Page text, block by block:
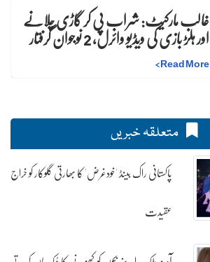
غالب مارکیٹ: شراب پی کر گاڑی چلانے
اور ہلڑ بازی کی ویڈیو وائرل، 2 نوجوان گرفتار
Read More
>
متعلقہ خبریں
پاکستانی راک بینڈ 'خودغرض' کا بھارتی گلوکار کو خراج
عقیدت